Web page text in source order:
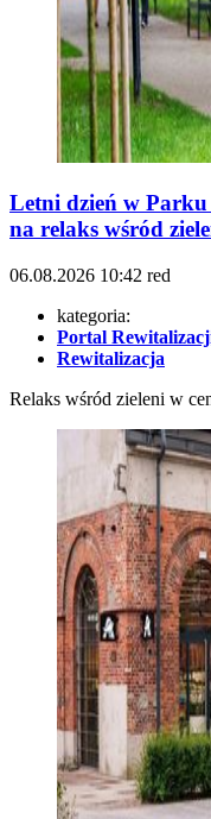
Letni dzień w Parku
na relaks wśród
06.08.2026 10:42 red
kategoria:
Portal
Rewitalizacja
Relaks wśród zieleni w